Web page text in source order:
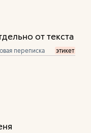
от текста
переписка этикет